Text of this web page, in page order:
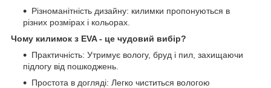
Різноманітність дизайну: килимки пропонуються в
різних розмірах і кольорах.
Чому килимок з EVA - це чудовий вибір?
Практичність: Утримує вологу, бруд і пил, захищаючи
підлогу від пошкоджень.
Простота в догляді: Легко чиститься вологою